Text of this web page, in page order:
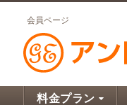
会員ページ
料金プラン